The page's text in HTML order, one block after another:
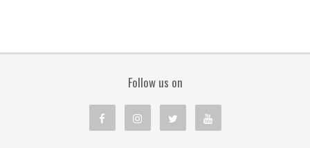
Follow us on